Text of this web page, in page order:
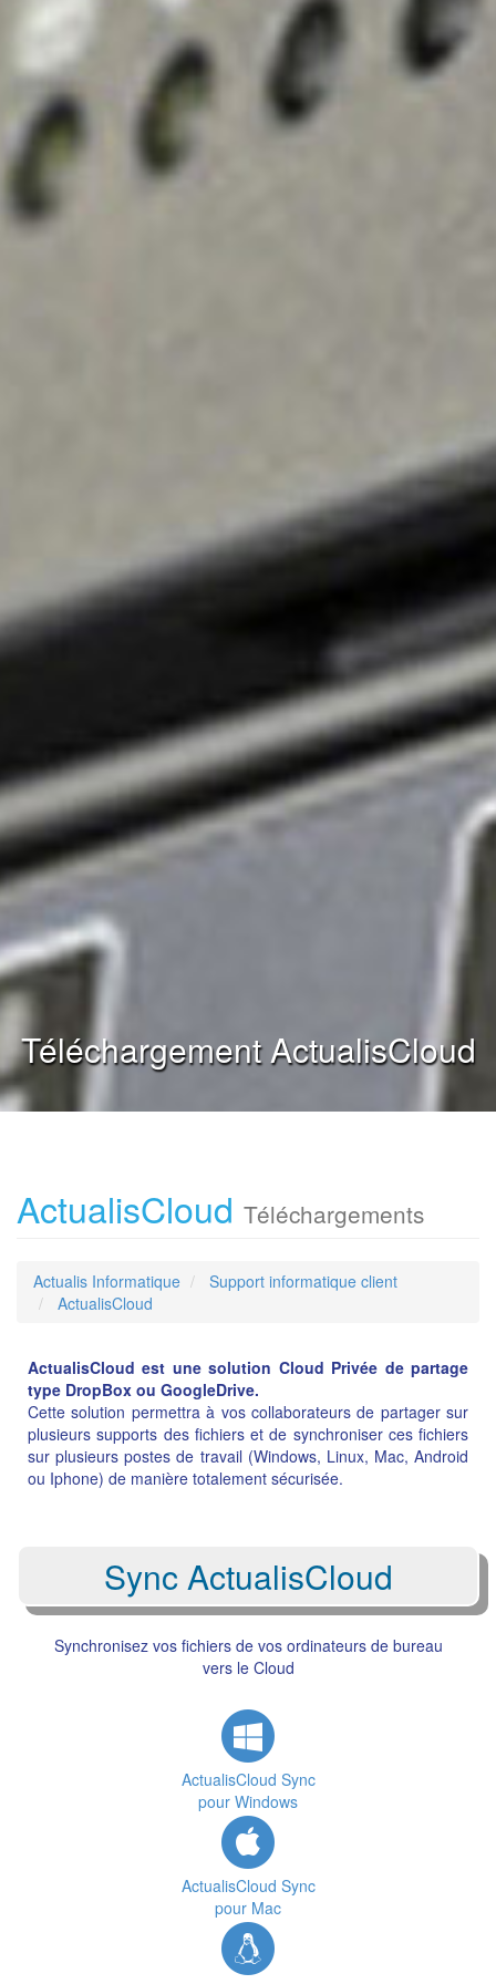
Téléchargement ActualisCloud
ActualisCloud Téléchargements
Actualis Informatique
Support informatique client
ActualisCloud
ActualisCloud est une solution Cloud Privée de partage
type DropBox ou GoogleDrive.
Cette solution permettra à vos collaborateurs de partager sur
plusieurs supports des fichiers et de synchroniser ces fichiers
sur plusieurs postes de travail (Windows, Linux, Mac, Android
ou Iphone) de manière totalement sécurisée.
Sync ActualisCloud
Synchronisez vos fichiers de vos ordinateurs de bureau
vers le Cloud
ActualisCloud Sync
pour Windows
ActualisCloud Sync
pour Mac